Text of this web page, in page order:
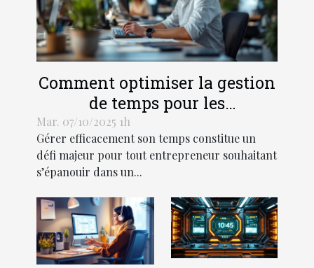
Comment optimiser la gestion
de temps pour les
entrepreneurs ?
Mar. 07/10/2025 1h
Gérer efficacement son temps constitue un
défi majeur pour tout entrepreneur souhaitant
s’épanouir dans un...